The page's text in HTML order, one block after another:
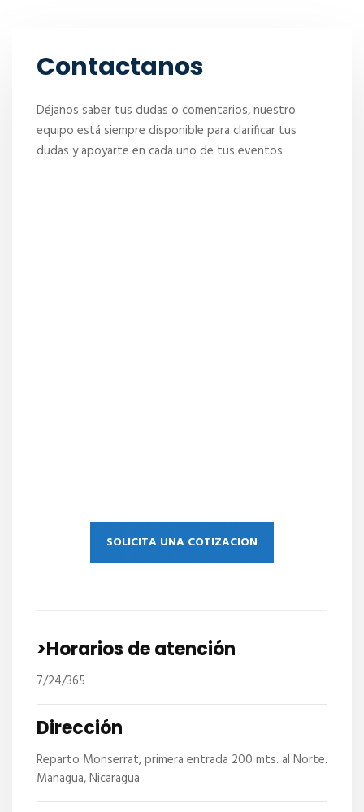
Contactanos
Déjanos saber tus dudas o comentarios, nuestro
equipo está siempre disponible para clarificar tus
dudas y apoyarte en cada uno de tus eventos
SOLICITA UNA COTIZACION
>Horarios de atención
7/24/365
Dirección
Reparto Monserrat, primera entrada 200 mts. al Norte.
Managua, Nicaragua